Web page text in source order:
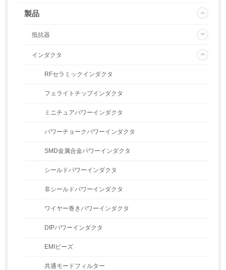
製品
抵抗器
インダクタ
RFセラミックインダクタ
フェライトチップインダクタ
ミニチュアパワーインダクタ
パワーチョークパワーインダクタ
SMD金属合金パワーインダクタ
シールドパワーインダクタ
非シールドパワーインダクタ
ワイヤー巻きパワーインダクタ
DIPパワーインダクタ
EMIビーズ
共通モードフィルター